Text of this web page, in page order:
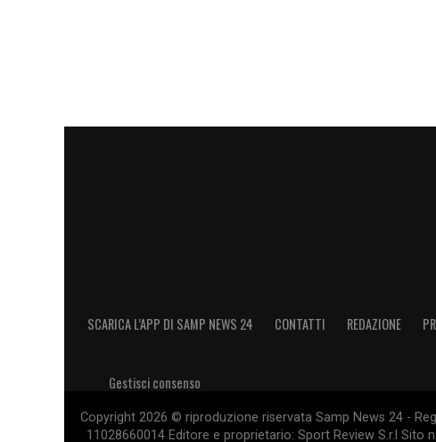
SCARICA L’APP DI SAMP NEWS 24 CONTATTI REDAZIONE
Gestisci consenso
Copyright 2026 © riproduzione riservata Samp News 24 -
11028660014 Editore e proprietario: Sport Review S.r.l